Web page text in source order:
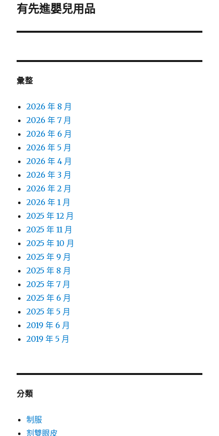
一
文
有先進嬰兒用品
彙整
2026 年 8 月
2026 年 7 月
2026 年 6 月
2026 年 5 月
2026 年 4 月
2026 年 3 月
2026 年 2 月
2026 年 1 月
2025 年 12 月
2025 年 11 月
2025 年 10 月
2025 年 9 月
2025 年 8 月
2025 年 7 月
2025 年 6 月
2025 年 5 月
2019 年 6 月
2019 年 5 月
分類
制服
割雙眼皮